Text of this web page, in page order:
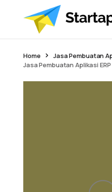
Home Jasa Pembuatan
Jasa Pembuatan Aplikasi